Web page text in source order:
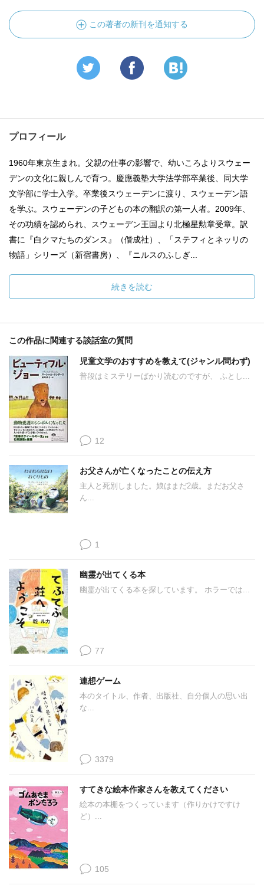
この著者の新刊を通知する
プロフィール
1960年東京生まれ。父親の仕事の影響で、幼いころよりスウェー
デンの文化に親しんで育つ。慶應義塾大学法学部卒業後、同大学
文学部に学士入学。卒業後スウェーデンに渡り、スウェーデン語
を学ぶ。スウェーデンの子どもの本の翻訳の第一人者。2009年、
その功績を認められ、スウェーデン王国より北極星勲章受章。訳
書に『白クマたちのダンス』（偕成社）、「ステフィとネッリの
物語」シリーズ（新宿書房）、『ニルスのふしぎ...
続きを読む
この作品に関連する談話室の質問
児童文学のおすすめを教えて(ジャンル問わず)
普段はミステリーばかり読むのですが、 ふとし...
12
お父さんが亡くなったことの伝え方
主人と死別しました。娘はまだ2歳。まだお父さ
ん...
1
幽霊が出てくる本
幽霊が出てくる本を探しています。 ホラーでは...
77
連想ゲーム
本のタイトル、作者、出版社、自分個人の思い出
な...
3379
すてきな絵本作家さんを教えてください
絵本の本棚をつくっています（作りかけですけ
ど）...
105